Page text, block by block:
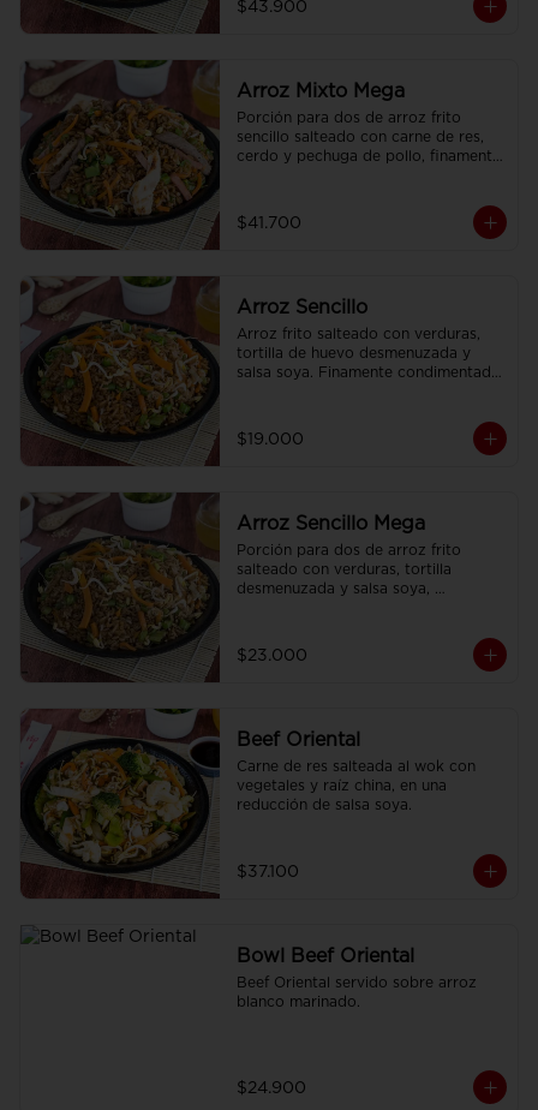
$43.900
Arroz Mixto Mega
Porción para dos de arroz frito
sencillo salteado con carne de res,
cerdo y pechuga de pollo, finamente
$41.700
Arroz Sencillo
Arroz frito salteado con verduras,
tortilla de huevo desmenuzada y
salsa soya. Finamente condimentado
$19.000
Arroz Sencillo Mega
Porción para dos de arroz frito
salteado con verduras, tortilla
desmenuzada y salsa soya,
$23.000
Beef Oriental
Carne de res salteada al wok con
vegetales y raíz china, en una
reducción de salsa soya.
$37.100
Bowl Beef Oriental
Beef Oriental servido sobre arroz
blanco marinado.
$24.900